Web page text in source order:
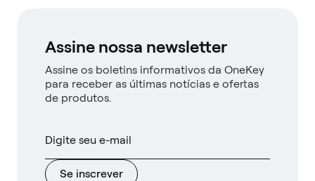
Assine nossa newsletter
Assine os boletins informativos da OneKey
para receber as últimas notícias e ofertas
de produtos.
Se inscrever